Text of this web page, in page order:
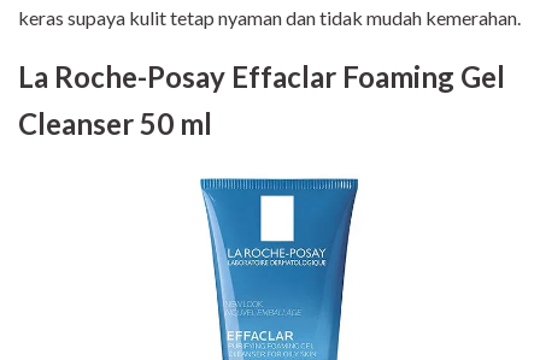
keras supaya kulit tetap nyaman dan tidak mudah kemerahan.
La Roche-Posay Effaclar Foaming Gel
Cleanser 50 ml